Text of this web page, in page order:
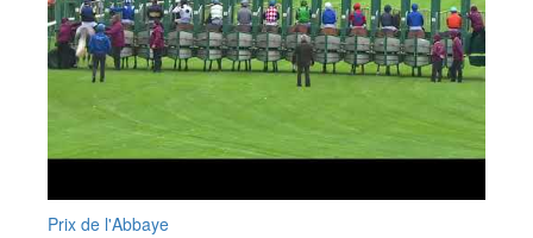
Prix de l'Abbaye